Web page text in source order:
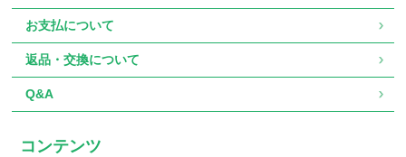
お支払について
返品・交換について
Q&A
コンテンツ